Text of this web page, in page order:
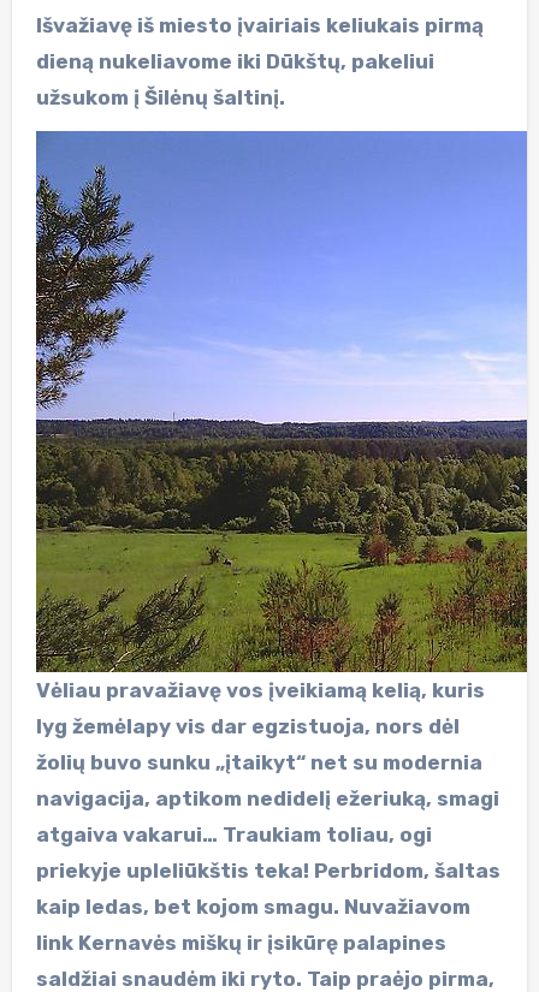
Išvažiavę iš miesto įvairiais keliukais pirmą
dieną nukeliavome iki Dūkštų, pakeliui
užsukom į Šilėnų šaltinį.
Vėliau pravažiavę vos įveikiamą kelią, kuris
lyg žemėlapy vis dar egzistuoja, nors dėl
žolių buvo sunku „įtaikyt“ net su modernia
navigacija, aptikom nedidelį ežeriuką, smagi
atgaiva vakarui… Traukiam toliau, ogi
priekyje upleliūkštis teka! Perbridom, šaltas
kaip ledas, bet kojom smagu. Nuvažiavom
link Kernavės miškų ir įsikūrę palapines
saldžiai snaudėm iki ryto. Taip praėjo pirma,